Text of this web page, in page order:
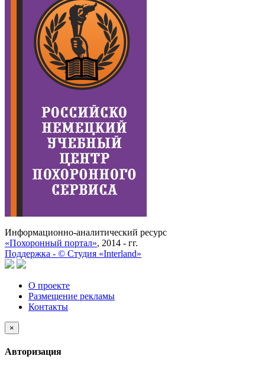
Информационно-аналитический ресурс
«Похоронный портал», 2014 - гг.
Поддержка - © Cтудия «Interland»
О проекте
Размещение рекламы
Контакты
×
Авторизация